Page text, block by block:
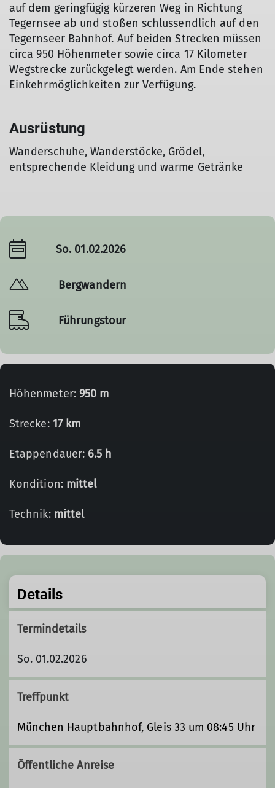
auf dem geringfügig kürzeren Weg in Richtung
Tegernsee ab und stoßen schlussendlich auf den
Tegernseer Bahnhof. Auf beiden Strecken müssen
circa 950 Höhenmeter sowie circa 17 Kilometer
Wegstrecke zurückgelegt werden. Am Ende stehen
Einkehrmöglichkeiten zur Verfügung.
Ausrüstung
Wanderschuhe, Wanderstöcke, Grödel,
entsprechende Kleidung und warme Getränke
So. 01.02.2026
Bergwandern
Führungstour
Höhenmeter: 950 m
Strecke: 17 km
Etappendauer: 6.5 h
Kondition: mittel
Technik: mittel
Details
Termindetails
So. 01.02.2026
Treffpunkt
München Hauptbahnhof, Gleis 33 um 08:45 Uhr
Öffentliche Anreise